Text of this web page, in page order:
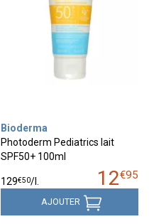
Bioderma
Photoderm Pediatrics lait
SPF50+ 100ml
12€95
129€50/
AJOUTER